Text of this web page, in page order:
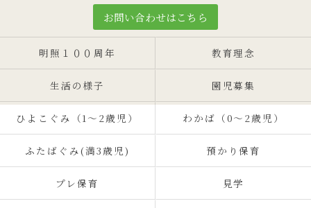
お問い合わせはこちら
明照１００周年 教育理念
生活の様子 園児募集
ひよこぐみ（1〜2歳児） わかば（0～2歳児）
ふたばぐみ(満3歳児) 預かり保育
プレ保育 見学